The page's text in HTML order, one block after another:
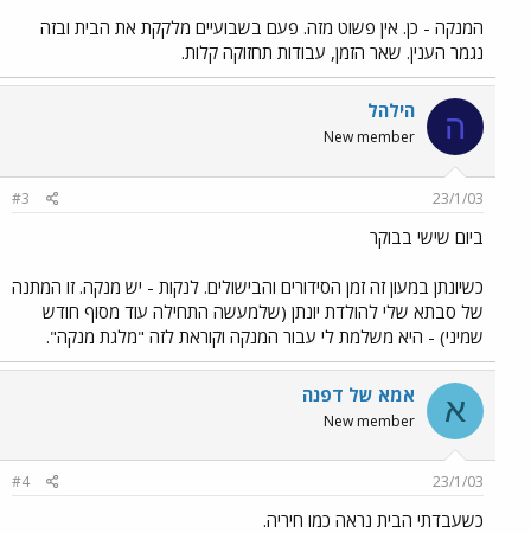
המנקה - כן. אין פשוט מזה. פעם בשבועיים מלקקת את הבית ובזה
נגמר הענין. שאר הזמן, עבודות תחזוקה קלות.
ה הילהל
New member
23/1/03
#3
ביום שישי בבוקר
כשיונתן במעון זה זמן הסידורים והבישולים. לנקות - יש מנקה. זו המתנה
של סבתא שלי להולדת יונתן (שלמעשה התחילה עוד מסוף חודש
שמיני) - היא משלמת לי עבור המנקה וקוראת לזה "מלגת מנקה".
א אמא של דפנה
New member
23/1/03
#4
כשעבדתי הבית נראה כמו חיריה.